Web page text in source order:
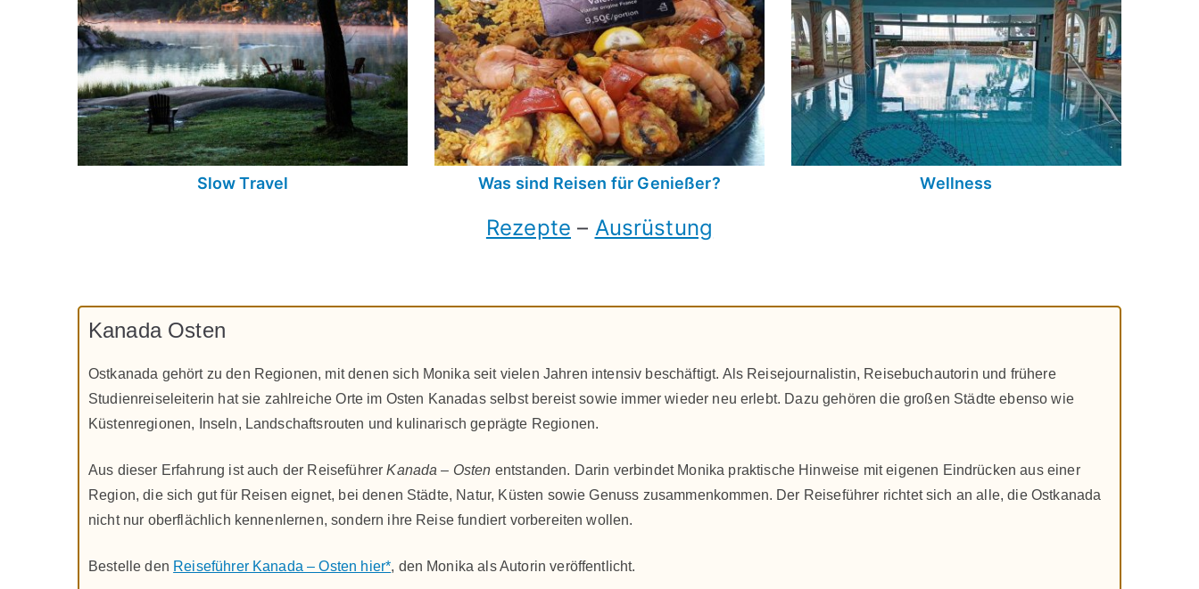
Slow Travel Was sind Reisen für Genießer? Wellness
Rezepte – Ausrüstung
Kanada Osten
Ostkanada gehört zu den Regionen, mit denen sich Monika seit vielen Jahren intensiv beschäftigt. Als Reisejournalistin, Reisebuchautorin und frühere
Studienreiseleiterin hat sie zahlreiche Orte im Osten Kanadas selbst bereist sowie immer wieder neu erlebt. Dazu gehören die großen Städte ebenso wie
Küstenregionen, Inseln, Landschaftsrouten und kulinarisch geprägte Regionen.
Aus dieser Erfahrung ist auch der ReiseführerKanada – Osten entstanden. Darin verbindet Monika praktische Hinweise mit eigenen Eindrücken aus einer
Region, die sich gut für Reisen eignet, bei denen Städte, Natur, Küsten sowie Genuss zusammenkommen. Der Reiseführer richtet sich an alle, die Ostkanada
nicht nur oberflächlich kennenlernen, sondern ihre Reise fundiert vorbereiten wollen.
Bestelle den Reiseführer Kanada – Osten hier*, den Monika als Autorin veröffentlicht.